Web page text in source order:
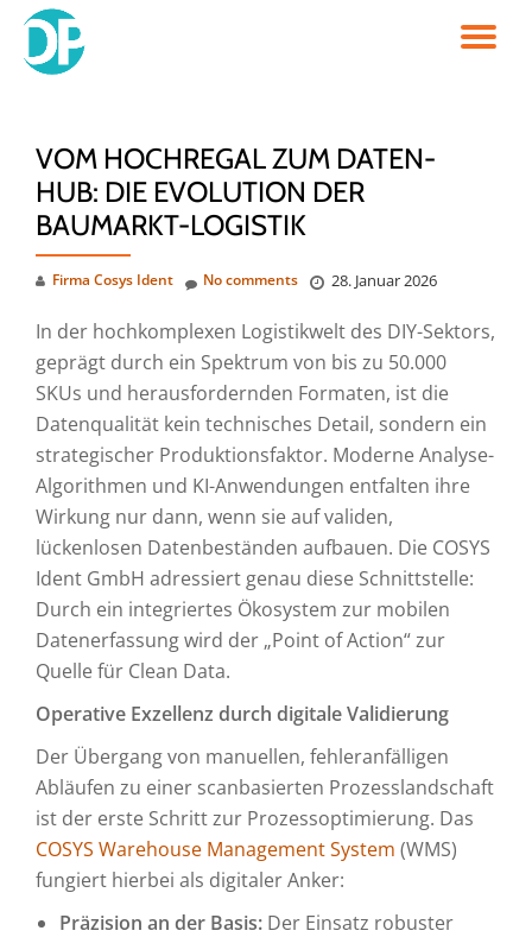
Skip
VOM HOCHREGAL ZUM DATEN-
HUB: DIE EVOLUTION DER
BAUMARKT-LOGISTIK
Firma Cosys Ident 28. Januar 2026
No comments
In der hochkomplexen Logistikwelt des DIY-Sektors,
geprägt durch ein Spektrum von bis zu 50.000
SKUs und herausfordernden Formaten, ist die
Datenqualität kein technisches Detail, sondern ein
strategischer Produktionsfaktor. Moderne Analyse-
Algorithmen und KI-Anwendungen entfalten ihre
Wirkung nur dann, wenn sie auf validen,
lückenlosen Datenbeständen aufbauen. Die COSYS
Ident GmbH adressiert genau diese Schnittstelle:
Durch ein integriertes Ökosystem zur mobilen
Datenerfassung wird der „Point of Action“ zur
Quelle für Clean Data.
Operative Exzellenz durch digitale Validierung
Der Übergang von manuellen, fehleranfälligen
Abläufen zu einer scanbasierten Prozesslandschaft
ist der erste Schritt zur Prozessoptimierung. Das
COSYS Warehouse Management System (WMS)
fungiert hierbei als digitaler Anker:
Präzision an der Basis: Der Einsatz robuster